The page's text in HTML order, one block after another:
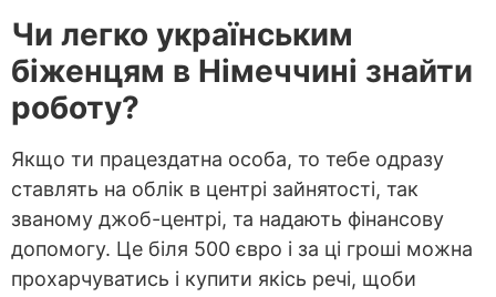
Чи легко українським
біженцям в Німеччині знайти
роботу?
Якщо ти працездатна особа, то тебе одразу
ставлять на облік в центрі зайнятості, так
званому джоб-центрі, та надають фінансову
допомогу. Це біля 500 євро і за ці гроші можна
прохарчуватись і купити якісь речі, щоби